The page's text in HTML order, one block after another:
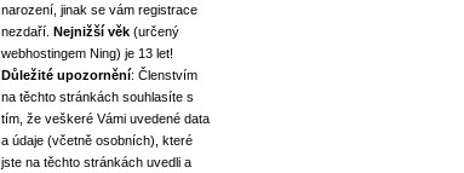
narození, jinak se vám registrace
nezdaří. Nejnižší věk(určený
webhostingem Ning) je 13 let!
Důležité upozornění: Členstvím
na těchto stránkách souhlasíte s
tím, že veškeré Vámi uvedené data
a údaje (včetně osobních), které
jste na těchto stránkách uvedli a